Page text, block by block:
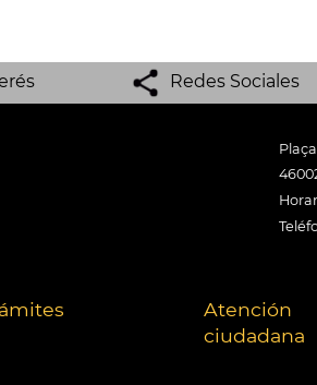
Redes Sociales
Atención
ciudadana